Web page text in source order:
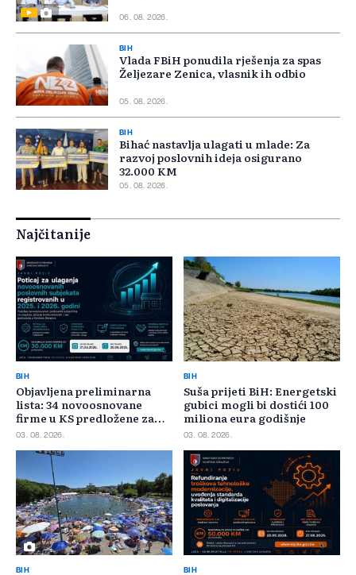
06. 08. 2026.
BIH
Vlada FBiH ponudila rješenja za spas
Željezare Zenica, vlasnik ih odbio
05. 08. 2026.
BIH
Bihać nastavlja ulagati u mlade: Za
razvoj poslovnih ideja osigurano
32.000 KM
05. 08. 2026.
Najčitanije
BIH
Objavljena preliminarna
lista: 34 novoosnovane
firme u KS predložene za
400.000 KM poticaja
03. 08. 2026.
BIH
Suša prijeti BiH: Energetski
gubici mogli bi dostići 100
miliona eura godišnje
03. 08. 2026.
BIH BIH